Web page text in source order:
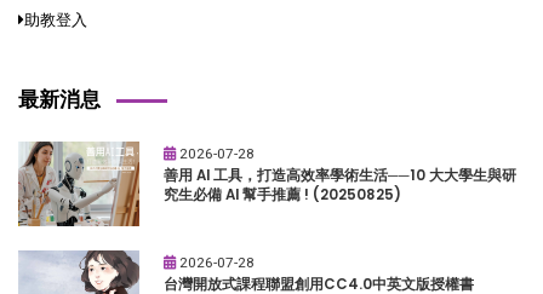
助教登入
最新消息
2026-07-28
善用 AI 工具，打造高效率學術生活──10 大大學生與研
究生必備 AI 幫手推薦 ! (20250825)
2026-07-28
台灣開放式課程聯盟創用CC4.0中英文版授權書